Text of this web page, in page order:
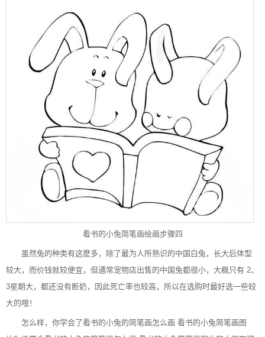
看书的小兔简笔画绘画步骤四
虽然兔的种类有这麽多，除了最为人所熟识的中国白兔，长大后体型
较大，而价钱就较便宜，但通常宠物店出售的中国兔都很小，大概只有 2、
3星期大，都还没有断奶，因此死亡率也较高，所以在选购时最好选一些较
大的哦！
怎么样，你学会了看书的小兔的简笔画怎么画 看书的小兔简笔画图